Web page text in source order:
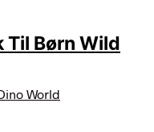
Børn Wild